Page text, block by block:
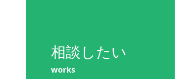
相談したい
works